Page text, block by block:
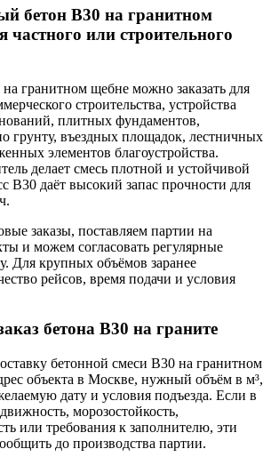
бетон В30 на гранитном
частного или строительного
гранитном щебне можно заказать для
строительства, устройства
плитных фундаментов,
грунту, въездных площадок, лестничных
элементов благоустройства.
делает смесь плотной и устойчивой
В30 даёт высокий запас прочности для
заказы, поставляем партии на
и можем согласовать регулярные
Для крупных объёмов заранее
рейсов, время подачи и условия
бетона В30 на граните
бетонной смеси В30 на гранитном
объекта в Москве, нужный объём в м³,
дату и условия подъезда. Если в
морозостойкость,
или требования к заполнителю, эти
до производства партии.